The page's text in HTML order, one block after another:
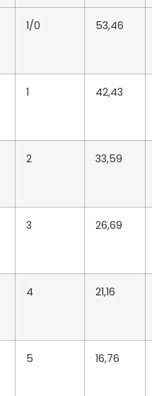
1/0 53,46
1 42,43
2 33,59
3 26,69
4 21,16
5 16,76